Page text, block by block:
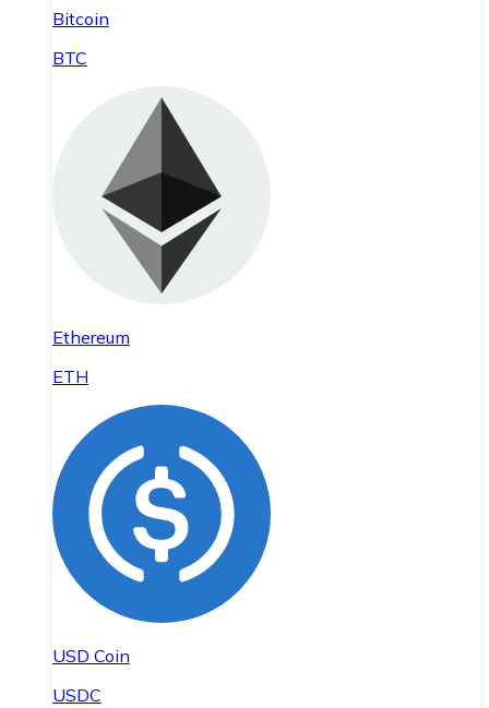
Bitcoin
BTC
Ethereum
ETH
USD Coin
USDC